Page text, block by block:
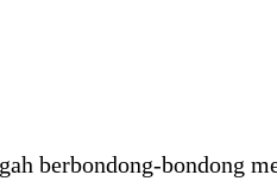
berbondong-bondong